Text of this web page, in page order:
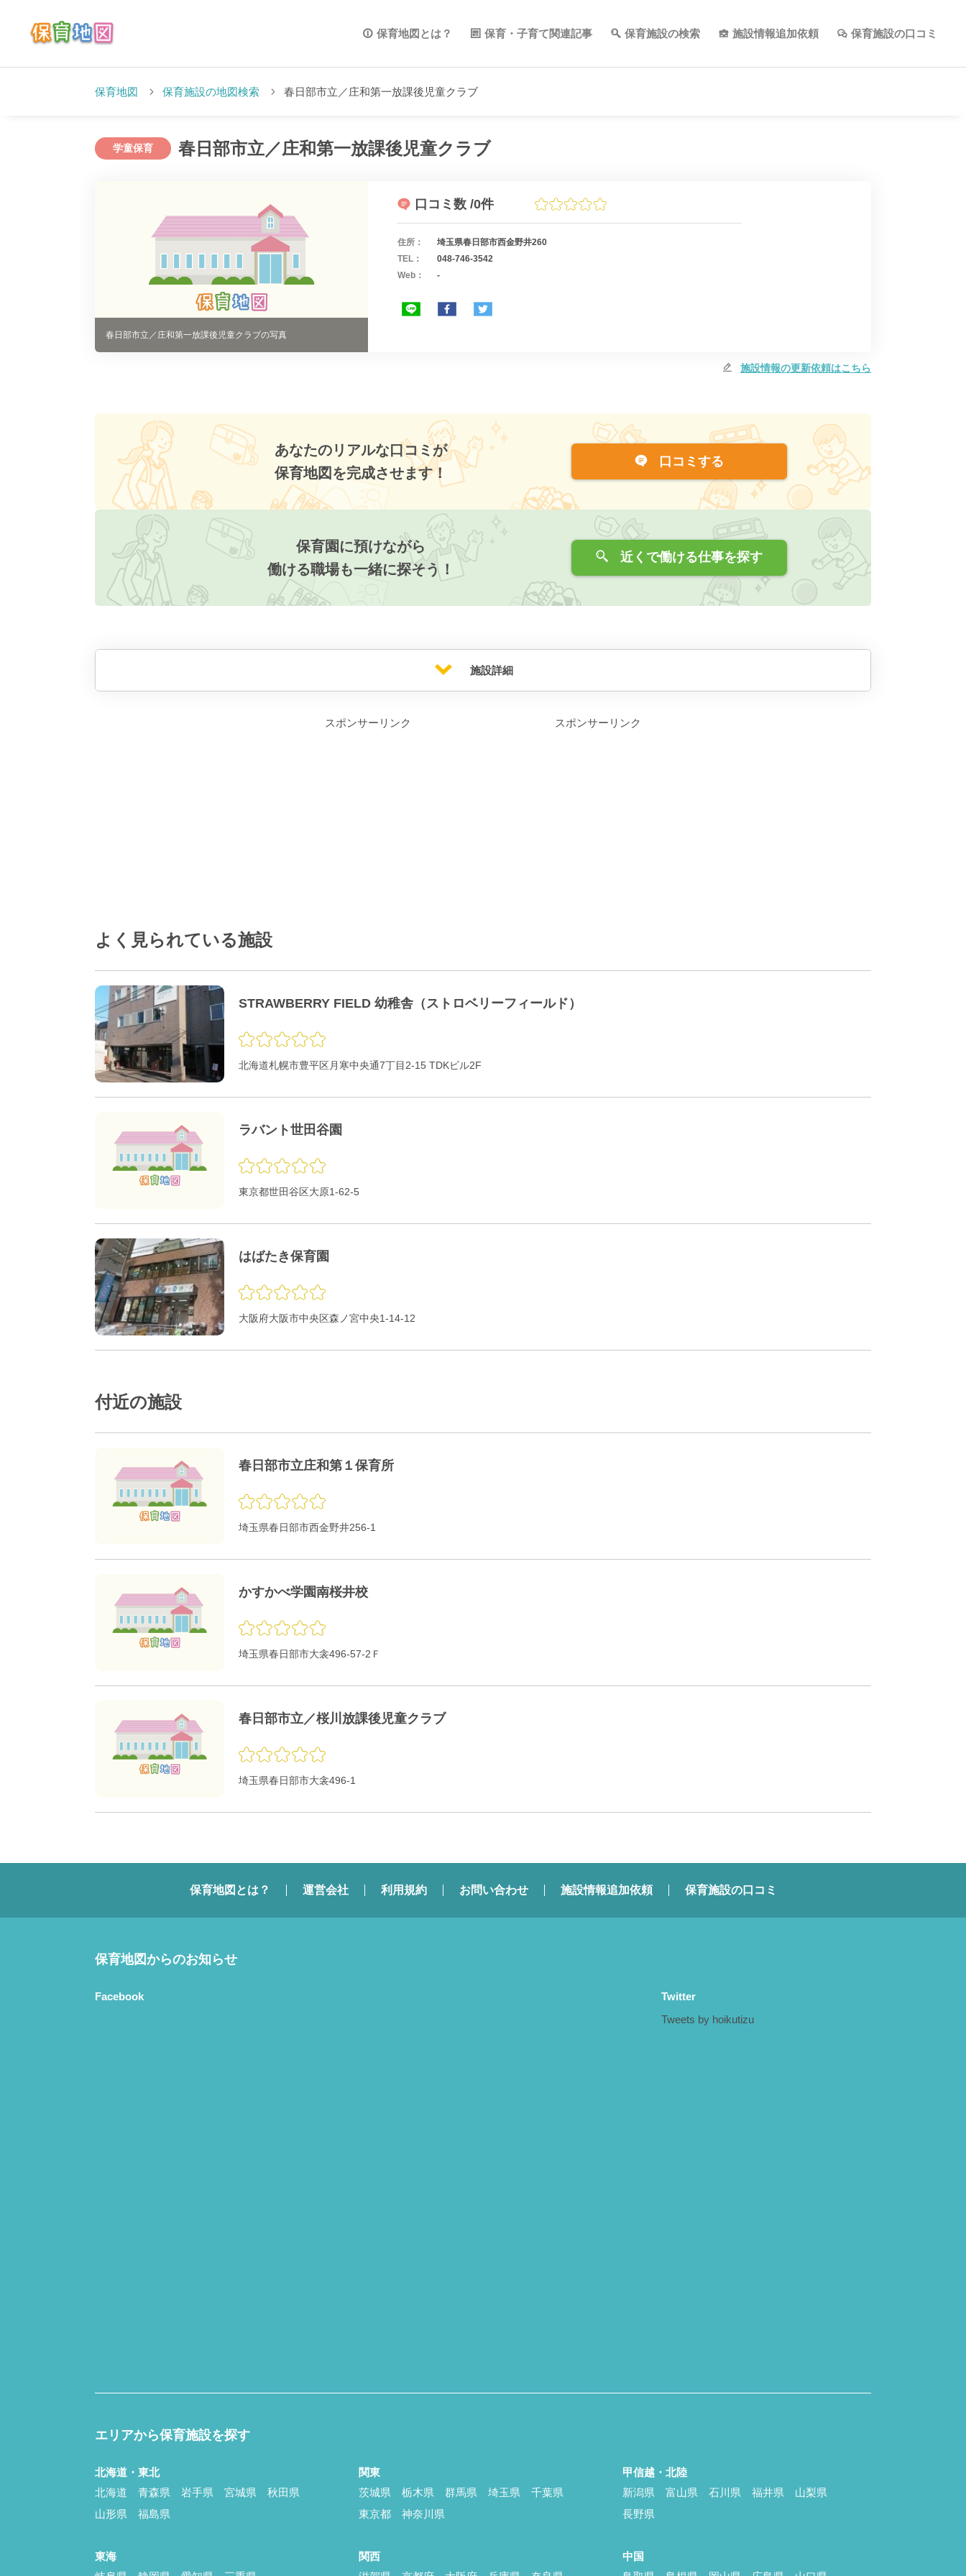
保育地図とは？ 保育・子育て関連記事 保育施設の検索 施設情報追加依頼 保育施設の口コミ
保育地図 保育施設の地図検索 春日部市立／庄和第一放課後児童クラブ
学童保育 春日部市立／庄和第一放課後児童クラブ
春日部市立／庄和第一放課後児童クラブの写真
口コミ数 /0件
住所：
埼玉県春日部市西金野井260
TEL：
048-746-3542
Web：
-
施設情報の更新依頼はこちら
あなたのリアルな口コミが
保育地図を完成させます！
口コミする
保育園に預けながら
働ける職場も一緒に探そう！
近くで働ける仕事を探す
施設詳細
スポンサーリンク スポンサーリンク
よく見られている施設
STRAWBERRY FIELD 幼稚舎（ストロベリーフィールド）
北海道札幌市豊平区月寒中央通7丁目2-15 TDKビル2F
ラバント世田谷園
東京都世田谷区大原1-62-5
はばたき保育園
大阪府大阪市中央区森ノ宮中央1-14-12
付近の施設
春日部市立庄和第１保育所
埼玉県春日部市西金野井256-1
かすかべ学園南桜井校
埼玉県春日部市大衾496-57-2Ｆ
春日部市立／桜川放課後児童クラブ
埼玉県春日部市大衾496-1
保育地図とは？ 運営会社 利用規約 お問い合わせ 施設情報追加依頼 保育施設の口コミ
保育地図からのお知らせ
Facebook
Twitter
Tweets by hoikutizu
エリアから保育施設を探す
北海道・東北
北海道
青森県 岩手県 宮城県
秋田県
山形県
福島県
関東
茨城県
栃木県 群馬県 埼玉県
千葉県
東京都
神奈川県
甲信越・北陸
新潟県
富山県 石川県 福井県
山梨県
長野県
東海
関西
中国